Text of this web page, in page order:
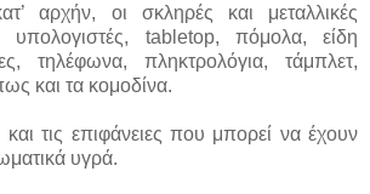
αρχήν, οι σκληρές και μεταλλικές
υπολογιστές, tabletop, πόμολα, είδη
τηλέφωνα, πληκτρολόγια, τάμπλετ,
και τα κομοδίνα.
και τις επιφάνειες που μπορεί να έχουν
υγρά.